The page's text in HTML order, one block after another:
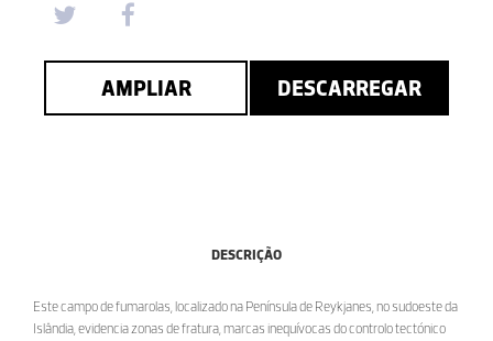
AMPLIAR DESCARREGAR
DESCRIÇÃO
Este campo de fumarolas, localizado na Península de Reykjanes, no sudoeste da
Islândia, evidencia zonas de fratura, marcas inequívocas do controlo tectónico